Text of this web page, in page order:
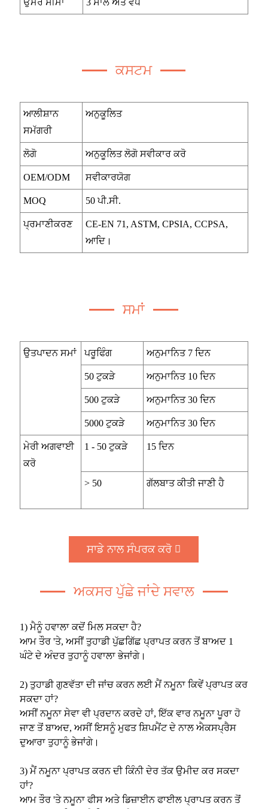
ਕਸਟਮ
ਆਲੀਸ਼ਾਨ
ਸਮੱਗਰੀ
ਅਨੁਕੂਲਿਤ
ਲੋਗੋ ਅਨੁਕੂਲਿਤ ਲੋਗੋ ਸਵੀਕਾਰ ਕਰੋ
OEM/ODM ਸਵੀਕਾਰਯੋਗ
MOQ 50 ਪੀ.ਸੀ.
ਪ੍ਰਮਾਣੀਕਰਣ
CE-EN 71, ASTM, CPSIA, CCPSA,
ਆਦਿ।
ਸਮਾਂ
ਉਤਪਾਦਨ ਸਮਾਂ ਪਰੂਫਿੰਗ ਅਨੁਮਾਨਿਤ 7 ਦਿਨ
50 ਟੁਕੜੇ ਅਨੁਮਾਨਿਤ 10 ਦਿਨ
500 ਟੁਕੜੇ ਅਨੁਮਾਨਿਤ 30 ਦਿਨ
5000 ਟੁਕੜੇ ਅਨੁਮਾਨਿਤ 30 ਦਿਨ
ਮੇਰੀ ਅਗਵਾਈ
ਕਰੋ
1 - 50 ਟੁਕੜੇ 15 ਦਿਨ
> 50 ਗੱਲਬਾਤ ਕੀਤੀ ਜਾਣੀ ਹੈ
ਸਾਡੇ ਨਾਲ ਸੰਪਰਕ ਕਰੋ
ਅਕਸਰ ਪੁੱਛੇ ਜਾਂਦੇ ਸਵਾਲ
1) ਮੈਨੂੰ ਹਵਾਲਾ ਕਦੋਂ ਮਿਲ ਸਕਦਾ ਹੈ?
ਆਮ ਤੌਰ 'ਤੇ, ਅਸੀਂ ਤੁਹਾਡੀ ਪੁੱਛਗਿੱਛ ਪ੍ਰਾਪਤ ਕਰਨ ਤੋਂ ਬਾਅਦ 1
ਘੰਟੇ ਦੇ ਅੰਦਰ ਤੁਹਾਨੂੰ ਹਵਾਲਾ ਭੇਜਾਂਗੇ।
2) ਤੁਹਾਡੀ ਗੁਣਵੱਤਾ ਦੀ ਜਾਂਚ ਕਰਨ ਲਈ ਮੈਂ ਨਮੂਨਾ ਕਿਵੇਂ ਪ੍ਰਾਪਤ ਕਰ
ਸਕਦਾ ਹਾਂ?
ਅਸੀਂ ਨਮੂਨਾ ਸੇਵਾ ਵੀ ਪ੍ਰਦਾਨ ਕਰਦੇ ਹਾਂ, ਇੱਕ ਵਾਰ ਨਮੂਨਾ ਪੂਰਾ ਹੋ
ਜਾਣ ਤੋਂ ਬਾਅਦ, ਅਸੀਂ ਇਸਨੂੰ ਮੁਫਤ ਸ਼ਿਪਮੈਂਟ ਦੇ ਨਾਲ ਐਕਸਪ੍ਰੈਸ
ਦੁਆਰਾ ਤੁਹਾਨੂੰ ਭੇਜਾਂਗੇ।
3) ਮੈਂ ਨਮੂਨਾ ਪ੍ਰਾਪਤ ਕਰਨ ਦੀ ਕਿੰਨੀ ਦੇਰ ਤੱਕ ਉਮੀਦ ਕਰ ਸਕਦਾ
ਹਾਂ?
ਆਮ ਤੌਰ 'ਤੇ ਨਮੂਨਾ ਫੀਸ ਅਤੇ ਡਿਜ਼ਾਈਨ ਫਾਈਲ ਪ੍ਰਾਪਤ ਕਰਨ ਤੋਂ